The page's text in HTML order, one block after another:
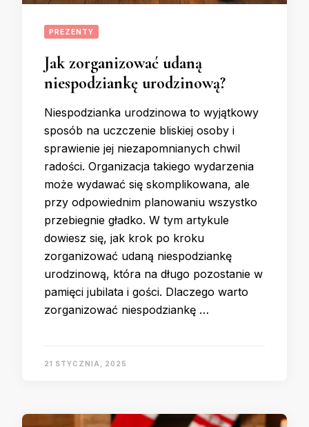
PREZENTY
Jak zorganizować udaną
niespodziankę urodzinową?
Niespodzianka urodzinowa to wyjątkowy
sposób na uczczenie bliskiej osoby i
sprawienie jej niezapomnianych chwil
radości. Organizacja takiego wydarzenia
może wydawać się skomplikowana, ale
przy odpowiednim planowaniu wszystko
przebiegnie gładko. W tym artykule
dowiesz się, jak krok po kroku
zorganizować udaną niespodziankę
urodzinową, która na długo pozostanie w
pamięci jubilata i gości. Dlaczego warto
zorganizować niespodziankę …
21 STYCZNIA, 2025